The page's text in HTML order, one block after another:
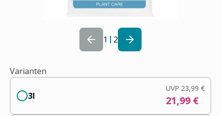
1 2
Varianten
3l
UVP 23,99 €
21,99 €